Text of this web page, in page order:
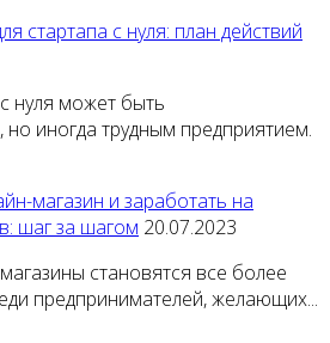
стартапа с нуля: план действий
нуля может быть
иногда трудным предприятием.
магазин и заработать на
шаг за шагом 20.07.2023
становятся все более
предпринимателей, желающих...